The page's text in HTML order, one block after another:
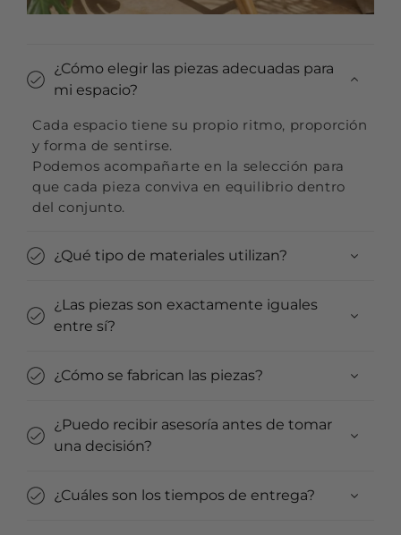
¿Cómo elegir las piezas adecuadas para
mi espacio?
Cada espacio tiene su propio ritmo, proporción
y forma de sentirse.
Podemos acompañarte en la selección para
que cada pieza conviva en equilibrio dentro
del conjunto.
¿Qué tipo de materiales utilizan?
¿Las piezas son exactamente iguales
entre sí?
¿Cómo se fabrican las piezas?
¿Puedo recibir asesoría antes de tomar
una decisión?
¿Cuáles son los tiempos de entrega?